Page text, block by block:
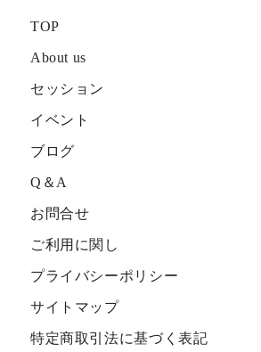
TOP
About us
セッション
イベント
ブログ
Q＆A
お問合せ
ご利用に関し
プライバシーポリシー
サイトマップ
特定商取引法に基づく表記